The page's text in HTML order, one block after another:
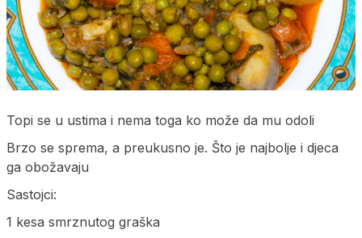
Topi se u ustima i nema toga ko može da mu odoli
Brzo se sprema, a preukusno je. Što je najbolje i djeca
ga obožavaju
Sastojci:
1 kesa smrznutog graška